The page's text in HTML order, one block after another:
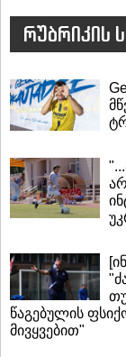
რუბრიკის
წაგებულის
მივყვებით"